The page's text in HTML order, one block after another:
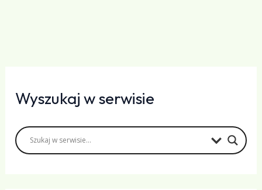
Wyszukaj w serwisie